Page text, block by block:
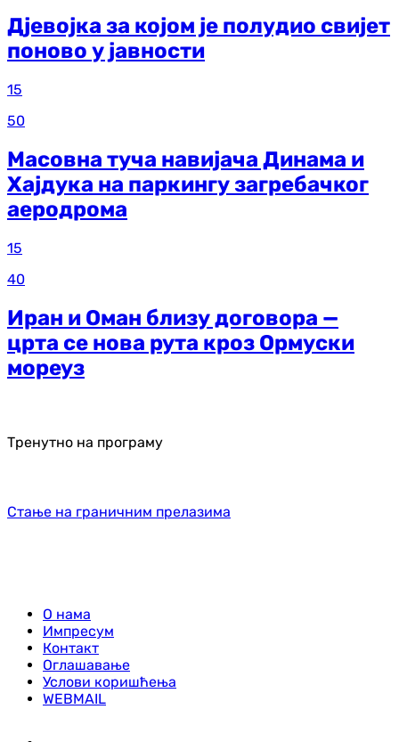
Дјевојка за којом је полудио свијет
поново у јавности
15
50
Масовна туча навијача Динама и
Хајдука на паркингу загребачког
аеродрома
15
40
Иран и Оман близу договора —
црта се нова рута кроз Ормуски
мореуз
Тренутно на програму
Стање на граничним прелазима
О нама
Импресум
Контакт
Оглашавање
Услови коришћења
WEBMAIL